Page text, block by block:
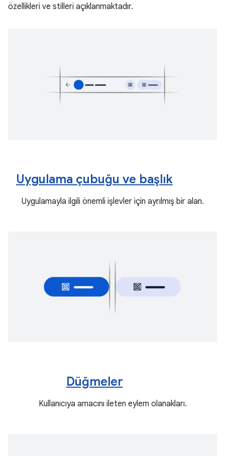
özellikleri ve stilleri açıklanmaktadır.
Uygulama çubuğu ve başlık
Uygulamayla ilgili önemli işlevler için ayrılmış bir alan.
Düğmeler
Kullanıcıya amacını ileten eylem olanakları.